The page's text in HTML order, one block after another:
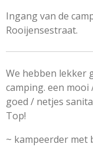
Ingang van de
Rooijensestraat.
We hebben lekker
camping. een
goed / netjes
Top!
~ kampeerder met